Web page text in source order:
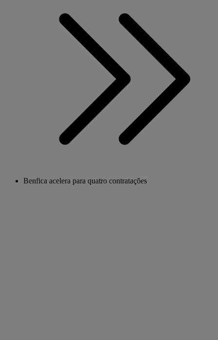
Benfica acelera para quatro contratações